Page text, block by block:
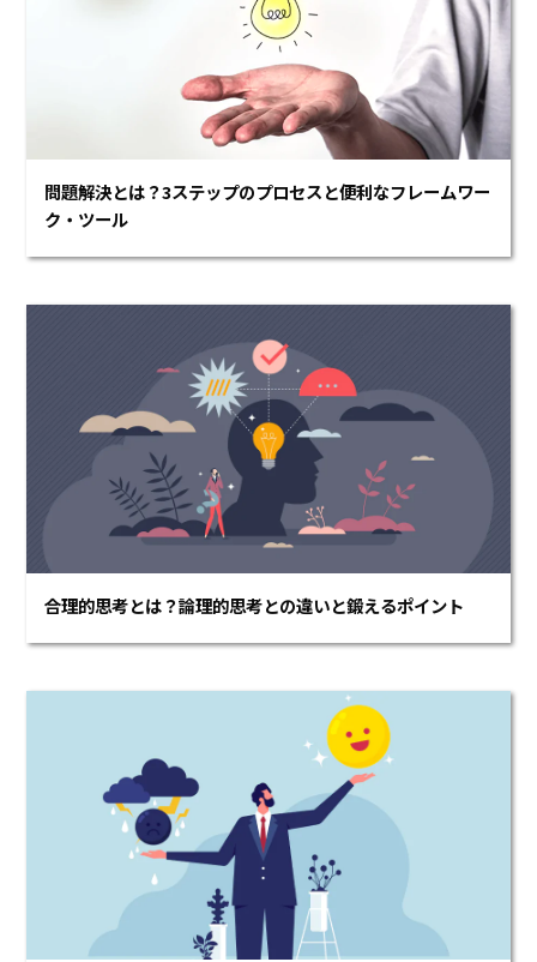
問題解決とは？3ステップのプロセスと便利なフレームワー
ク・ツール
合理的思考とは？論理的思考との違いと鍛えるポイント